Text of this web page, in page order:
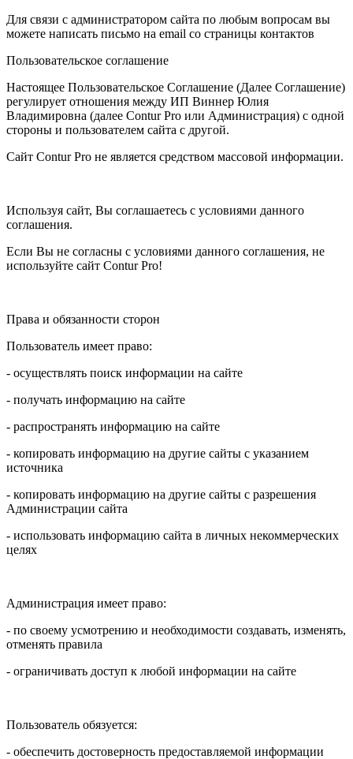
Для связи с администратором сайта по любым вопросам вы
можете написать письмо на email со страницы контактов
Пользовательское соглашение
Настоящее Пользовательское Соглашение (Далее Соглашение)
регулирует отношения между ИП Виннер Юлия
Владимировна (далее Contur Pro или Администрация) с одной
стороны и пользователем сайта с другой.
Сайт Contur Pro не является средством массовой информации.
Используя сайт, Вы соглашаетесь с условиями данного
соглашения.
Если Вы не согласны с условиями данного соглашения, не
используйте сайт Contur Pro!
Права и обязанности сторон
Пользователь имеет право:
- осуществлять поиск информации на сайте
- получать информацию на сайте
- распространять информацию на сайте
- копировать информацию на другие сайты с указанием
источника
- копировать информацию на другие сайты с разрешения
Администрации сайта
- использовать информацию сайта в личных некоммерческих
целях
Администрация имеет право:
- по своему усмотрению и необходимости создавать, изменять,
отменять правила
- ограничивать доступ к любой информации на сайте
Пользователь обязуется:
- обеспечить достоверность предоставляемой информации